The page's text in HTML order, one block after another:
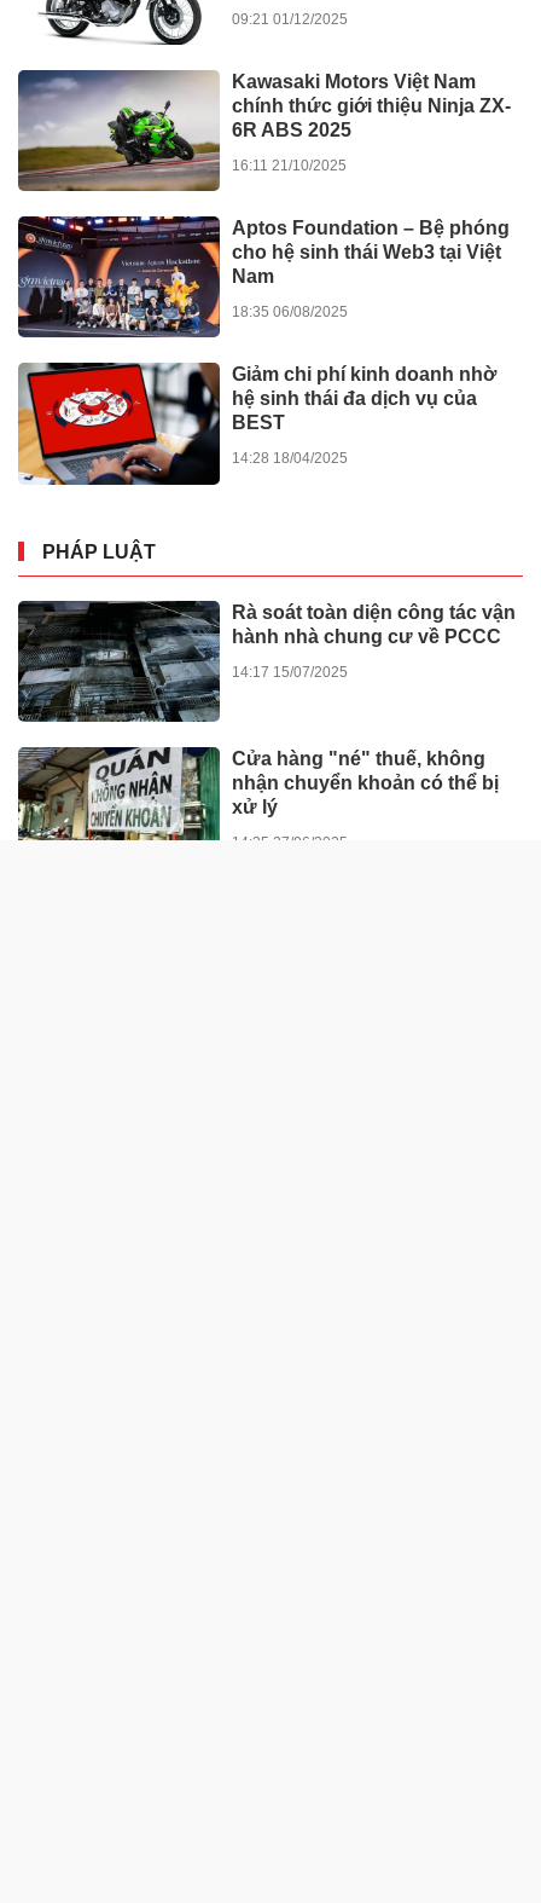
09:21 01/12/2025
Kawasaki Motors Việt Nam
chính thức giới thiệu Ninja ZX-
6R ABS 2025
16:11 21/10/2025
Aptos Foundation – Bệ phóng
cho hệ sinh thái Web3 tại Việt
Nam
18:35 06/08/2025
Giảm chi phí kinh doanh nhờ
hệ sinh thái đa dịch vụ của
BEST
14:28 18/04/2025
PHÁP LUẬT
Rà soát toàn diện công tác vận
hành nhà chung cư về PCCC
14:17 15/07/2025
Cửa hàng "né" thuế, không
nhận chuyển khoản có thể bị
xử lý
14:35 27/06/2025